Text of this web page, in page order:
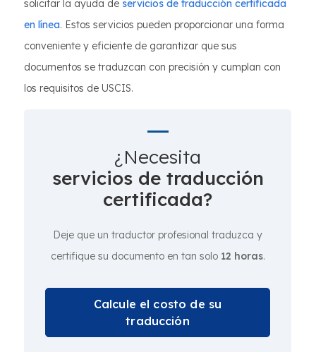
solicitar la ayuda de servicios de traducción certificada
en línea. Estos servicios pueden proporcionar una forma
conveniente y eficiente de garantizar que sus
documentos se traduzcan con precisión y cumplan con
los requisitos de USCIS.
¿Necesita
servicios de traducción
certificada?
Deje que un traductor profesional traduzca y
certifique su documento en tan solo 12 horas.
Calcule el costo de su
traducción